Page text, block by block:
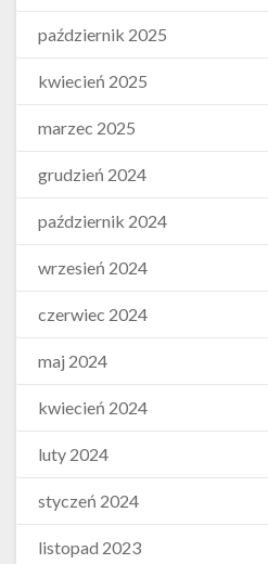
październik 2025
kwiecień 2025
marzec 2025
grudzień 2024
październik 2024
wrzesień 2024
czerwiec 2024
maj 2024
kwiecień 2024
luty 2024
styczeń 2024
listopad 2023